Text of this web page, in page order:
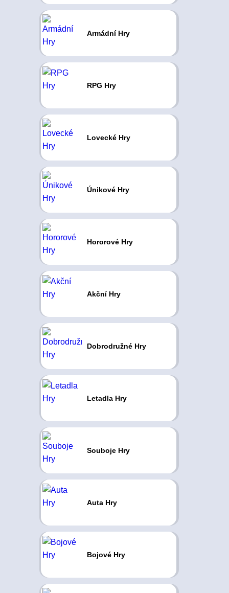
Armádní Hry
RPG Hry
Lovecké Hry
Únikové Hry
Hororové Hry
Akční Hry
Dobrodružné Hry
Letadla Hry
Souboje Hry
Auta Hry
Bojové Hry